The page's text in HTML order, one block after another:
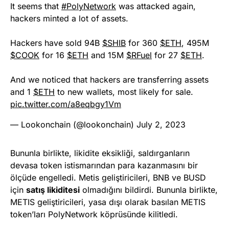
It seems that #PolyNetwork was attacked again,
hackers minted a lot of assets.
Hackers have sold 94B $SHIB for 360 $ETH, 495M
$COOK for 16 $ETH and 15M $RFuel for 27 $ETH.
And we noticed that hackers are transferring assets
and 1 $ETH to new wallets, most likely for sale.
pic.twitter.com/a8eqbgy1Vm
— Lookonchain (@lookonchain) July 2, 2023
Bununla birlikte, likidite eksikliği, saldırganların
devasa token istismarından para kazanmasını bir
ölçüde engelledi. Metis geliştiricileri, BNB ve BUSD
için satış likiditesi olmadığını bildirdi. Bununla birlikte,
METIS geliştiricileri, yasa dışı olarak basılan METIS
token’ları PolyNetwork köprüsünde kilitledi.